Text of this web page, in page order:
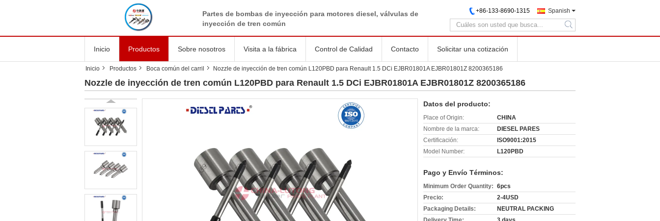
Partes de bombas de inyección para motores diesel, válvulas de
inyección de tren común
Spanish
+86-133-8690-1315
search
Inicio Productos Sobre nosotros Visita a la fábrica Control de Calidad Contacto Solicitar una cotización
Inicio Productos Boca común del carril Nozzle de inyección de tren común L120PBD para Renault 1.5 DCi EJBR01801A EJBR01801Z 8200365186
Nozzle de inyección de tren común L120PBD para Renault 1.5 DCi EJBR01801A EJBR01801Z 8200365186
Datos del producto:
Place of Origin:
CHINA
Nombre de la marca:
DIESEL PARES
Certificación:
ISO9001:2015
Model Number:
L120PBD
Pago y Envío Términos:
Minimum Order Quantity: 6pcs
Precio:
2-4USD
Packaging Details:
NEUTRAL PACKING